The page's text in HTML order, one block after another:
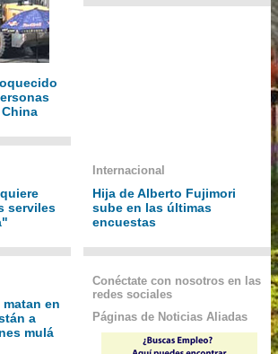
serviles
Internacional
Hija de Alberto Fujimori
sube en las últimas
encuestas
matan en
a
mulá
Conéctate con nosotros en las
redes sociales
Páginas de Noticias Aliadas